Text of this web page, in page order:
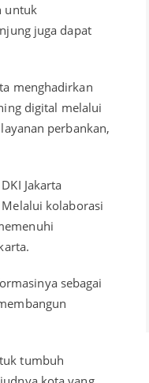
untuk
juga dapat
menghadirkan
digital melalui
perbankan,
Jakarta
kolaborasi
sebagai
tumbuh